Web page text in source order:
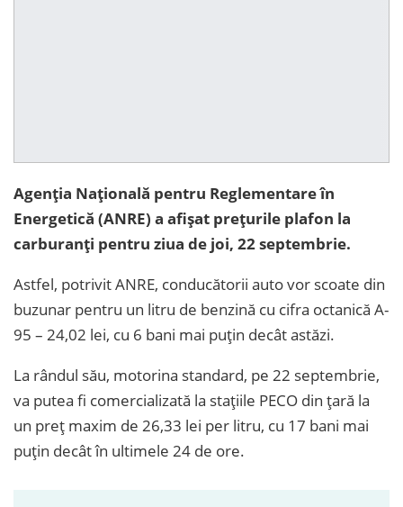
Agenția Națională pentru Reglementare în
Energetică (ANRE) a afișat prețurile plafon la
carburanți pentru ziua de joi, 22 septembrie.
Astfel, potrivit ANRE, conducătorii auto vor scoate din
buzunar pentru un litru de benzină cu cifra octanică A-
95 – 24,02 lei, cu 6 bani mai puțin decât astăzi.
La rândul său, motorina standard, pe 22 septembrie,
va putea fi comercializată la stațiile PECO din țară la
un preț maxim de 26,33 lei per litru, cu 17 bani mai
puțin decât în ultimele 24 de ore.